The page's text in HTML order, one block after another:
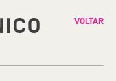
VOLTAR